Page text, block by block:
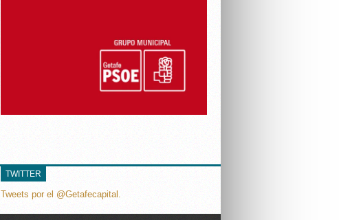
TWITTER
Tweets por el @Getafecapital.